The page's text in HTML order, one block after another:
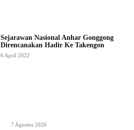
Sejarawan Nasional Anhar Gonggong
Direncanakan Hadir Ke Takengon
6 April 2022
7 Agustus 2026